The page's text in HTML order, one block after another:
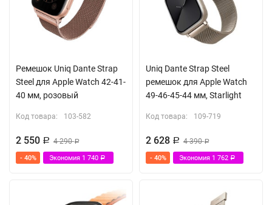
Ремешок Uniq Dante Strap
Steel для Apple Watch 42-41-
40 мм, розовый
Код товара: 103-582
2 550 Р 4 290Р
- 40% Экономия 1 740 Р
Uniq Dante Strap Steel
ремешок для Apple Watch
49-46-45-44 мм, Starlight
Код товара: 109-719
2 628 Р 4 390Р
- 40% Экономия 1 762 Р